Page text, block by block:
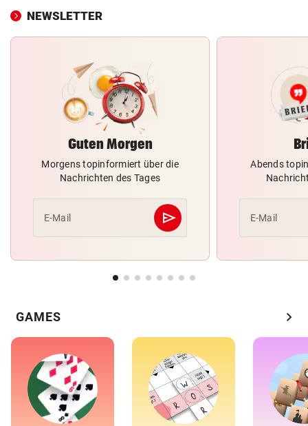
NEWSLETTER
Guten Morgen
Morgens topinformiert über die
Nachrichten des Tages
E-Mail send
Abschicken
Abends
E-Mail
GAMES chevron_right